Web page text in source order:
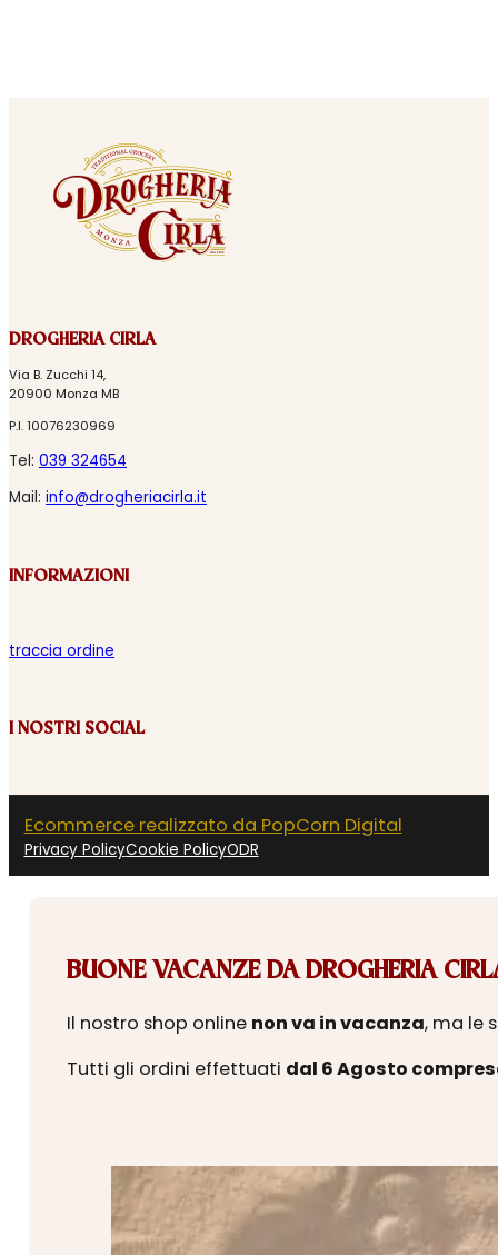
DROGHERIA CIRLA
Via B. Zucchi 14,
20900 Monza MB
P.I. 10076230969
Tel: 039 324654
Mail: info@drogheriacirla.it
INFORMAZIONI
traccia ordine
I NOSTRI SOCIAL
Ecommerce realizzato da PopCorn Digital
Privacy PolicyCookie PolicyODR
BUONE VACANZE DA DROGHERIA
Il nostro shop online non va in vacanza, ma le
Tutti gli ordini effettuati dal 6 Agosto